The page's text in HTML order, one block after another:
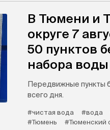
В Тюмени и
округе 7
50 пунктов
набора воды
Передвижные пункты
всего дня.
#чистая вода #вода
#Тюмень
#Тюменский